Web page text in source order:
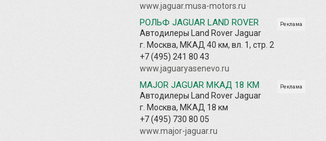
www.jaguar.musa-motors.ru
Реклама
РОЛЬФ JAGUAR LAND ROVER
Автодилеры Land Rover Jaguar
г. Москва, МКАД 40 км, вл. 1, стр. 2
+7 (495) 241 80 43
www.jaguaryasenevo.ru
Реклама
MAJOR JAGUAR МКАД 18 КМ
Автодилеры Land Rover Jaguar
г. Москва, МКАД 18 км
+7 (495) 730 80 05
www.major-jaguar.ru